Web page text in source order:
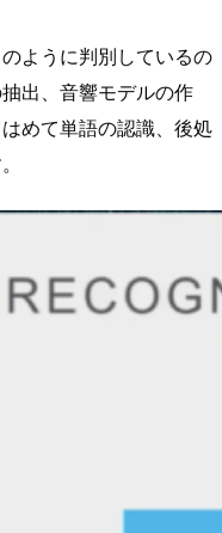
ように判別しているの
出、音響モデルの作
めて単語の認識、後処